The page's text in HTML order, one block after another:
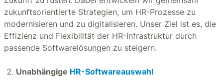
zukunftsorientierte Strategien, um HR-Prozesse zu
modernisieren und zu digitalisieren. Unser Ziel ist es, die
Effizienz und Flexibilität der HR-Infrastruktur durch
passende Softwarelösungen zu steigern.
Unabhängige HR-Softwareauswahl